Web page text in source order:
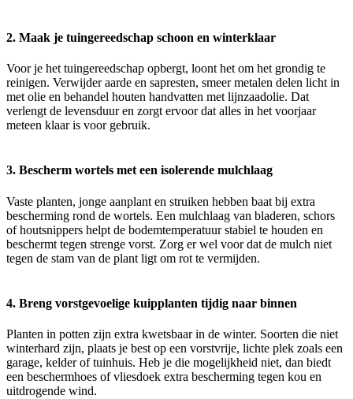
2. Maak je tuingereedschap schoon en winterklaar
Voor je het tuingereedschap opbergt, loont het om het grondig te
reinigen. Verwijder aarde en sapresten, smeer metalen delen licht in
met olie en behandel houten handvatten met lijnzaadolie. Dat
verlengt de levensduur en zorgt ervoor dat alles in het voorjaar
meteen klaar is voor gebruik.
3. Bescherm wortels met een isolerende mulchlaag
Vaste planten, jonge aanplant en struiken hebben baat bij extra
bescherming rond de wortels. Een mulchlaag van bladeren, schors
of houtsnippers helpt de bodemtemperatuur stabiel te houden en
beschermt tegen strenge vorst. Zorg er wel voor dat de mulch niet
tegen de stam van de plant ligt om rot te vermijden.
4. Breng vorstgevoelige kuipplanten tijdig naar binnen
Planten in potten zijn extra kwetsbaar in de winter. Soorten die niet
winterhard zijn, plaats je best op een vorstvrije, lichte plek zoals een
garage, kelder of tuinhuis. Heb je die mogelijkheid niet, dan biedt
een beschermhoes of vliesdoek extra bescherming tegen kou en
uitdrogende wind.